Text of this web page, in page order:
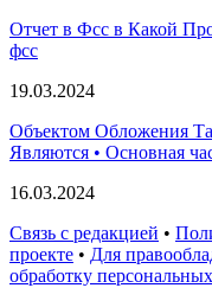
Отчет в Фсс в Какой
фсс
19.03.2024
Объектом Обложения
Являются • Основная
16.03.2024
Связь с редакцией •
проекте • Для
обработку